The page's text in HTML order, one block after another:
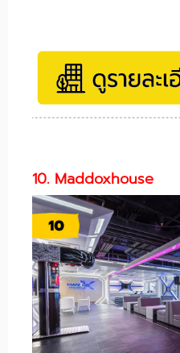
10. Maddoxhouse